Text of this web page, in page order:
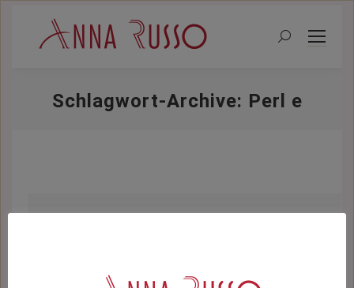
Search:
Schlagwort-Archive: Perl e
Vonkatharinaauer
Juli 16, 2022